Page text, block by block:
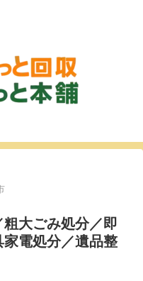
粗大ごみ処分／即
家電処分／遺品整